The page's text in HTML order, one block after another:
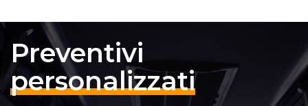
Preventivi
personalizzati